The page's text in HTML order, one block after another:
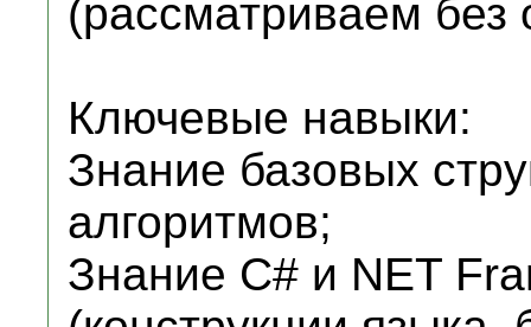
(рассматриваем без
Ключевые навыки:
Знание базовых
алгоритмов;
Знание С# и NET